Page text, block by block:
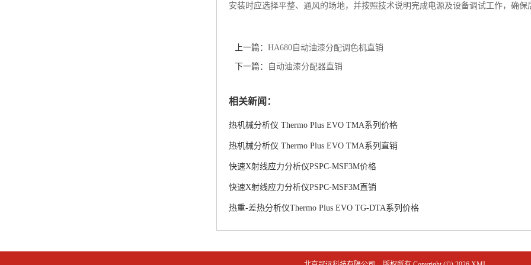
安装时应选择平整、通风的场地，并按照技术说明完成电源及设备调试工作，确保
上一篇： HA680自动油漆分配调色机直销
下一篇： 自动油漆分配器直销
相关新闻：
热机械分析仪 Thermo Plus EVO TMA系列价格
热机械分析仪 Thermo Plus EVO TMA系列直销
快速X射线应力分析仪PSPC-MSF3M价格
快速X射线应力分析仪PSPC-MSF3M直销
热重-差热分析仪Thermo Plus EVO TG-DTA系列价格